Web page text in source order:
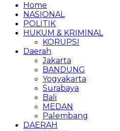
Home
NASIONAL
POLITIK
HUKUM & KRIMINAL
KORUPSI
Daerah
Jakarta
BANDUNG
Yogyakarta
Surabaya
Bali
MEDAN
Palembang
DAERAH